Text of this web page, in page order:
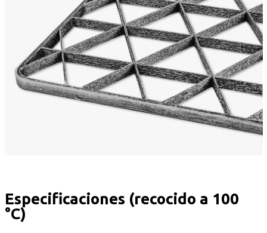
Especificaciones (recocido a 100
°C)